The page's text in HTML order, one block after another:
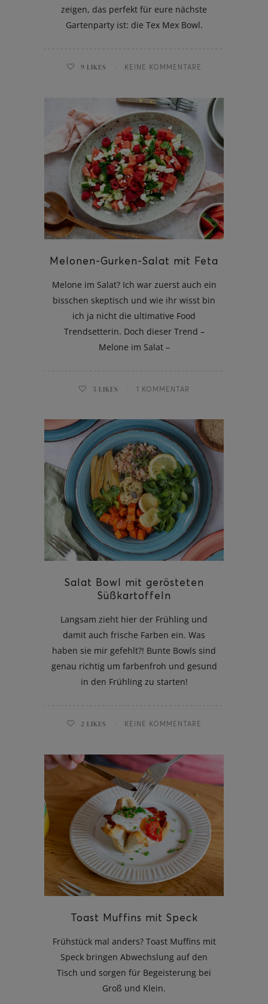
zeigen, das perfekt für eure nächste
Gartenparty ist: die Tex Mex Bowl.
9 LIKES KEINE KOMMENTARE
Melonen-Gurken-Salat mit Feta
Melone im Salat? Ich war zuerst auch ein
bisschen skeptisch und wie ihr wisst bin
ich ja nicht die ultimative Food
Trendsetterin. Doch dieser Trend –
Melone im Salat –
5 LIKES 1 KOMMENTAR
Salat Bowl mit gerösteten
Süßkartoffeln
Langsam zieht hier der Frühling und
damit auch frische Farben ein. Was
haben sie mir gefehlt?! Bunte Bowls sind
genau richtig um farbenfroh und gesund
in den Frühling zu starten!
2 LIKES KEINE KOMMENTARE
Toast Muffins mit Speck
Frühstück mal anders? Toast Muffins mit
Speck bringen Abwechslung auf den
Tisch und sorgen für Begeisterung bei
Groß und Klein.